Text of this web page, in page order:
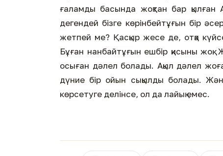
ғаламды басында жоқтан бар қылған
дегендей бізге көрінбейтұғын бір
жетпей ме? Қасқыр жесе де, отқа
Бұған нанбайтұғын ешбір қисыны
осыған дәлел болады. Ақыл дәлел
дүние бір ойын сықылды болады.
көрсетуге делінсе, ол да лайық емес.